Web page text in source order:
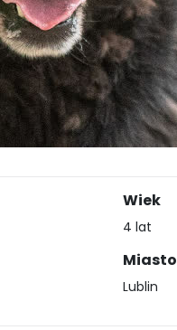
Wiek
4 lat
Miasto
Lublin